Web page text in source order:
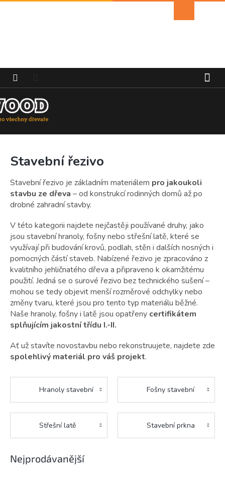
Přejít
košík
Stavební řezivo
Stavební řezivo je základním materiálem pro jakoukoli
stavbu ze dřeva – od konstrukcí rodinných domů až po
drobné zahradní stavby.
V této kategorii najdete nejčastěji používané druhy, jako
jsou stavební hranoly, fošny nebo střešní latě, které se
využívají při budování krovů, podlah, stěn i dalších nosných i
pomocných částí staveb. Nabízené řezivo je zpracováno z
kvalitního jehličnatého dřeva a připraveno k okamžitému
použití. Jedná se o surové řezivo bez technického sušení –
mohou se tedy objevit menší rozměrové odchylky nebo
změny tvaru, které jsou pro tento typ materiálu běžné.
Naše hranoly, fošny i latě jsou opatřeny certifikátem
splňujícím jakostní třídu I.-II.
Ať už stavíte novostavbu nebo rekonstruujete, najdete zde
spolehlivý materiál pro váš projekt.
Hranoly stavební Fošny stavební
Střešní latě Stavební prkna
Nejprodávanější